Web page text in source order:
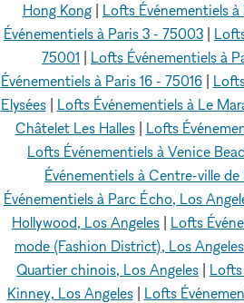
Hong Kong
Lofts Événementiels
Événementiels à Paris 3 - 75003
75001
Lofts Événementiels à
Événementiels à Paris 16 - 75016|
Elysées| Lofts Événementiels à Le
Châtelet Les Halles| Lofts
Lofts Événementiels à Venice
Événementiels à Centre-ville de
Événementiels à Parc Écho, Los
Hollywood, Los Angeles
Lofts
mode (Fashion District), Los Angeles
Quartier chinois, Los Angeles
Kinney, Los Angeles| Lofts